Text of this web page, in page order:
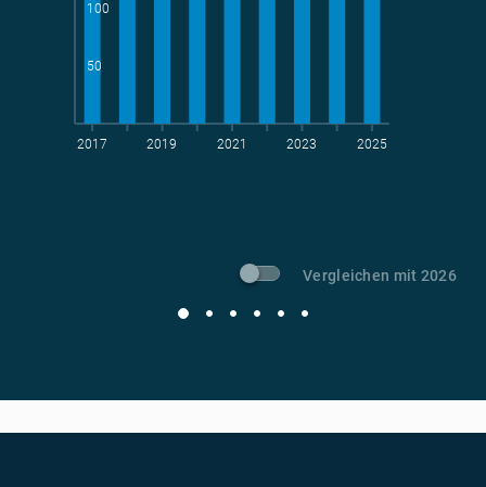
-Vermeidung
2017 2019 2021 2023 2025
50
100
Vergleichen mit 2026